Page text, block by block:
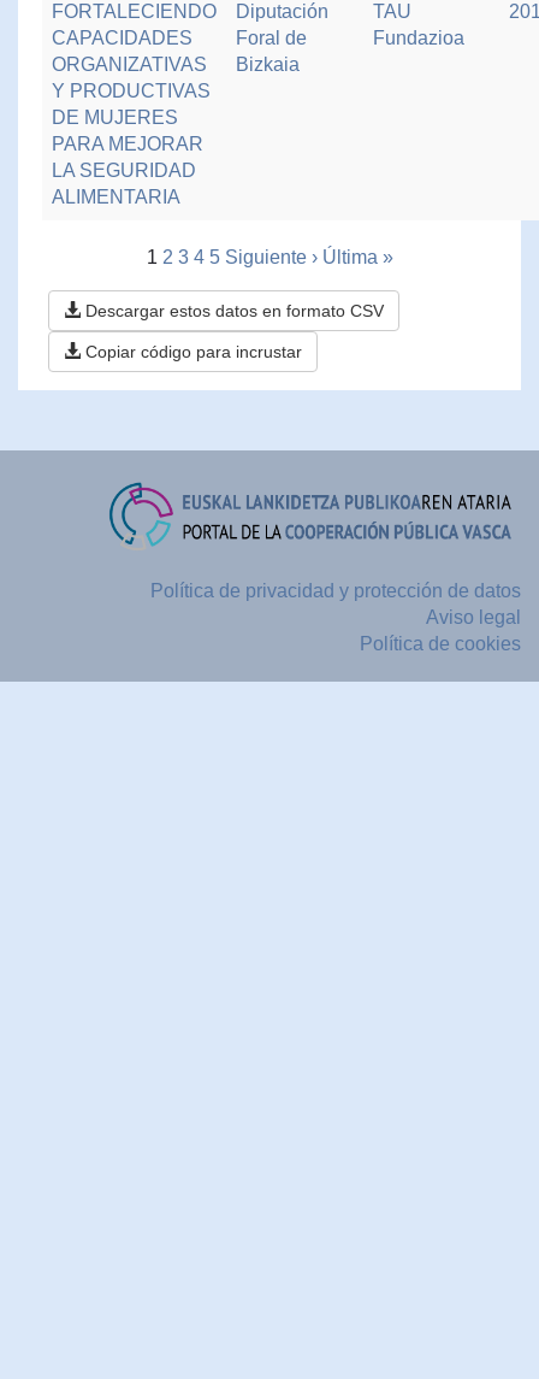
FORTALECIENDO
CAPACIDADES
ORGANIZATIVAS
Y PRODUCTIVAS
DE MUJERES
PARA MEJORAR
LA SEGURIDAD
ALIMENTARIA
Diputación
Foral de
Bizkaia
TAU
Fundazioa
1 2 3 4 5 Siguiente › Última »
Descargar estos datos en formato CSV
Copiar código para incrustar
Política de privacidad y protección de datos
Aviso legal
Política de cookies